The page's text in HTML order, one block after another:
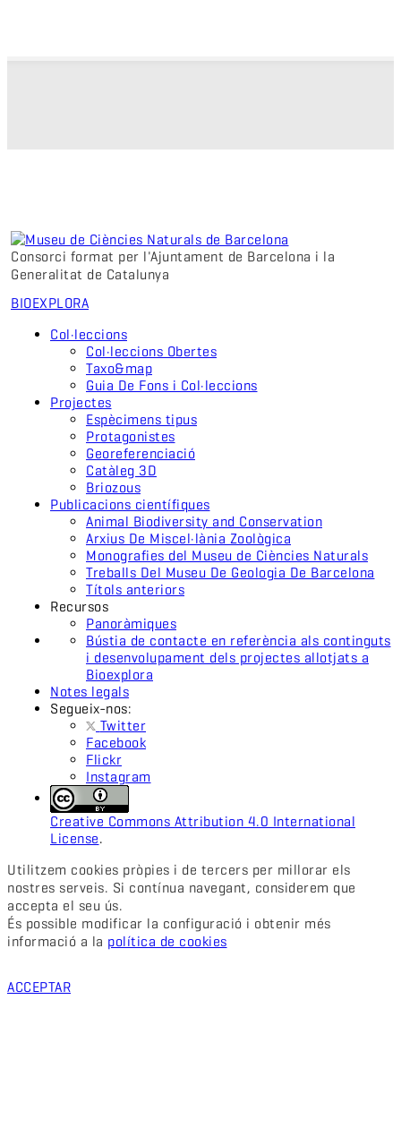
Consorci format per l'Ajuntament de Barcelona i la
Generalitat de Catalunya
BIOEXPLORA
Col·leccions
Col·leccions Obertes
Taxo&map
Guia De Fons i Col·leccions
Projectes
Espècimens tipus
Protagonistes
Georeferenciació
Catàleg 3D
Briozous
Publicacions científiques
Animal Biodiversity and Conservation
Arxius De Miscel·lània Zoològica
Monografies del Museu de Ciències Naturals
Treballs Del Museu De Geologia De Barcelona
Títols anteriors
Recursos
Panoràmiques
Bústia de contacte en referència als continguts
i desenvolupament dels projectes allotjats a
Bioexplora
Notes legals
Segueix-nos:
Twitter
Facebook
Flickr
Instagram
Creative Commons Attribution 4.0 International
License.
Utilitzem cookies pròpies i de tercers per millorar els
nostres serveis. Si contínua navegant, considerem que
accepta el seu ús.
És possible modificar la configuració i obtenir més
informació a la política de cookies
ACCEPTAR